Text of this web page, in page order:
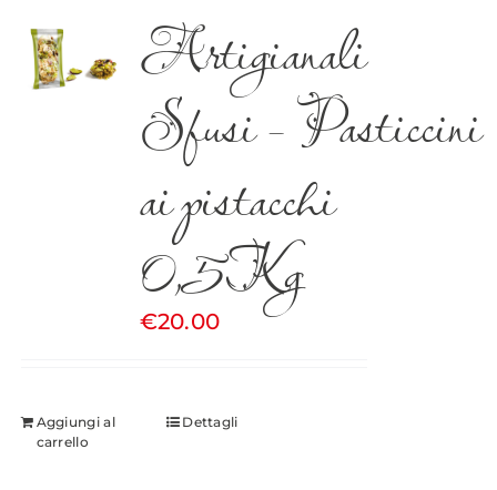
Artigianali
Sfusi – Pasticcini
ai pistacchi
0,5Kg
€20.00
Aggiungi al
carrello
Dettagli